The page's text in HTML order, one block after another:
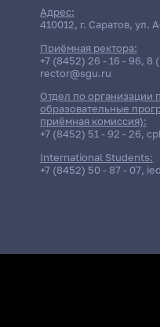
Адрес:
410012, г. Саратов, ул.
Приёмная ректора:
+7 (8452) 26 - 16 - 96, 8
rector@sgu.ru
Отдел по организации
образовательные
приёмная комиссия):
+7 (8452) 51 - 92 - 26,
International Students:
+7 (8452) 50 - 87 - 07,